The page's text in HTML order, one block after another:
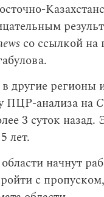
со ссылкой на
другие регионы
ПЦР-анализа на
3 суток назад.
лет.
начнут
с пропуском,